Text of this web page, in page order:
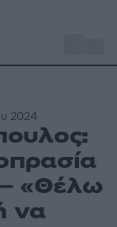
2024
– «Θέλω
να